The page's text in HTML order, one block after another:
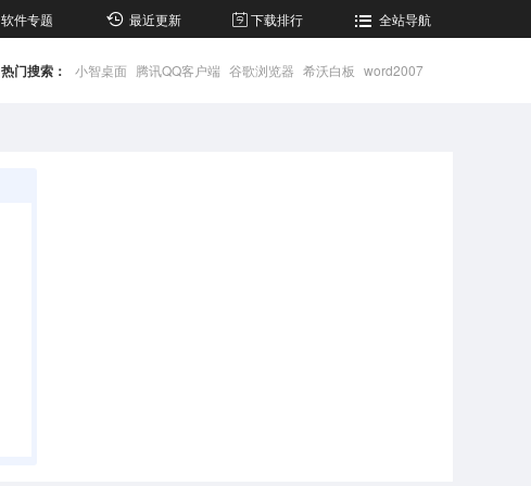
软件专题 最近更新 下载排行 全站导航
热门搜索： 小智桌面 腾讯QQ客户端 谷歌浏览器 希沃白板 word2007